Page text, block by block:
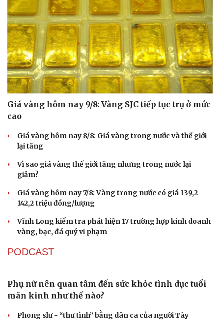
Du lịch
Tư vấn
Săn Tour
check-in
Podcast
Câu chuyện thời sự
Đọc truyện đêm khuya
Cửa sổ tình yêu
Kể chuyện cho bé
Hạt giống tâm hồn
Bán lẻ bước vào mùa cao điểm phục vụ nhu cầu dinh
dưỡng học đường
Đà Nẵng: Nông dân ở Đại Lộc vươn lên thoát nghèo nhờ
nguồn vốn Agribank
GIÁ VÀNG
Giá vàng hôm nay 9/8: Vàng SJC tiếp tục trụ ở mức
cao
lại tăng
giảm?
Giá vàng hôm nay 7/8: Vàng trong nước có giá 139,2-